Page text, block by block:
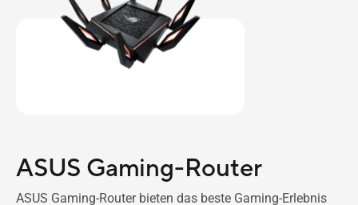
ASUS Gaming-Router
ASUS Gaming-Router bieten das beste Gaming-Erlebnis